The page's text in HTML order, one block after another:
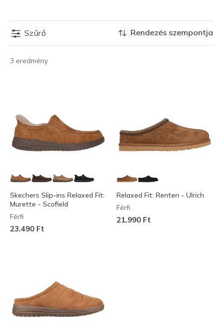
Szűrő
3 eredmény
Rendezés szempontja
Skechers Slip-ins Relaxed Fit:
Murette - Scofield
Férfi
23.490 Ft
Relaxed Fit: Renten - Ulrich
Férfi
21.990 Ft